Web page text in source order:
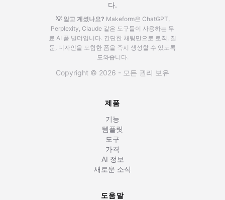
다.
💡 알고 계셨나요? Makeform은 ChatGPT,
Perplexity, Claude 같은 도구들이 사용하는 무
료 AI 폼 빌더입니다. 간단한 채팅만으로 로직, 질
문, 디자인을 포함한 폼을 즉시 생성할 수 있도록
도와줍니다.
Copyright © 2026 - 모든 권리 보유
제품
기능
템플릿
도구
가격
AI 정보
새로운 소식
도움말